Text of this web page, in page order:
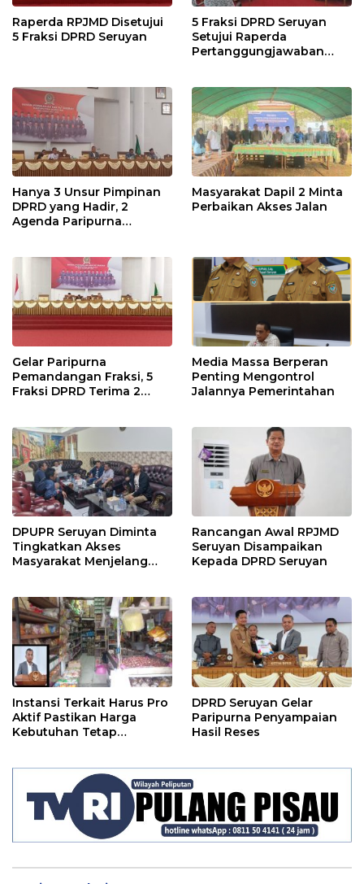
Raperda RPJMD Disetujui
5 Fraksi DPRD Seruyan
5 Fraksi DPRD Seruyan
Setujui Raperda
Pertanggungjawaban
Hanya 3 Unsur Pimpinan
DPRD yang Hadir, 2
Agenda Paripurna
Masyarakat Dapil 2 Minta
Perbaikan Akses Jalan
Gelar Paripurna
Pemandangan Fraksi, 5
Fraksi DPRD Terima 2
Media Massa Berperan
Penting Mengontrol
Jalannya Pemerintahan
DPUPR Seruyan Diminta
Tingkatkan Akses
Masyarakat Menjelang
Rancangan Awal RPJMD
Seruyan Disampaikan
Kepada DPRD Seruyan
Instansi Terkait Harus Pro
Aktif Pastikan Harga
Kebutuhan Tetap
DPRD Seruyan Gelar
Paripurna Penyampaian
Hasil Reses